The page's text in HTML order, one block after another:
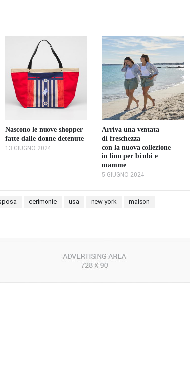
Nascono le nuove shopper
fatte dalle donne detenute
13 GIUGNO 2024
Arriva una ventata
di freschezza
con la nuova collezione
in lino per bimbi e
mamme
5 GIUGNO 2024
cerimonie usa new york maison